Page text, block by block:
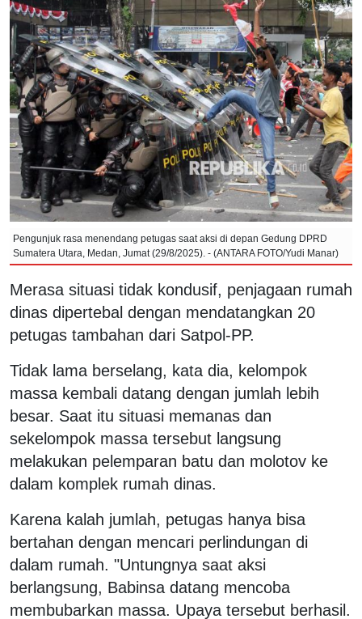
Pengunjuk rasa menendang petugas saat aksi di depan Gedung DPRD
Sumatera Utara, Medan, Jumat (29/8/2025). - (ANTARA FOTO/Yudi Manar)
Merasa situasi tidak kondusif, penjagaan rumah
dinas dipertebal dengan mendatangkan 20
petugas tambahan dari Satpol-PP.
Tidak lama berselang, kata dia, kelompok
massa kembali datang dengan jumlah lebih
besar. Saat itu situasi memanas dan
sekelompok massa tersebut langsung
melakukan pelemparan batu dan molotov ke
dalam komplek rumah dinas.
Karena kalah jumlah, petugas hanya bisa
bertahan dengan mencari perlindungan di
dalam rumah. "Untungnya saat aksi
berlangsung, Babinsa datang mencoba
membubarkan massa. Upaya tersebut berhasil.